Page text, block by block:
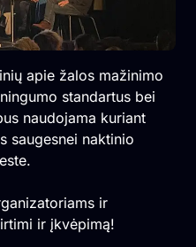
apie žalos mažinimo
standartus bei
naudojama kuriant
saugesnei naktinio
ir
ir įkvėpimą!